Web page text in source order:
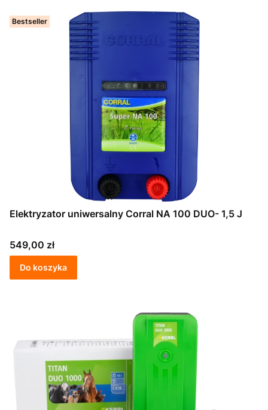
Bestseller
Elektryzator uniwersalny Corral NA 100 DUO- 1,5 J
Cena
549,00 zł
Do koszyka